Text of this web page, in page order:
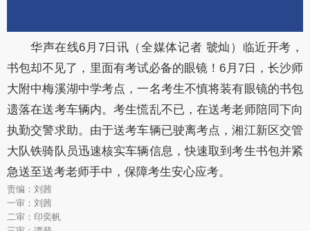
华声在线6月7日讯（全媒体记者 虢灿 ） 临近开考，
书包却不见了，里面有考试必备的眼镜！6月7日，长沙师
大附中梅溪湖中学考点，一名考生不慎将装有眼镜的书包
遗落在送考车辆内。考生慌乱不已，在送考老师陪同下向
执勤交警求助。由于送考车辆已驶离考点，湘江新区交管
大队铁骑队员迅速核实车辆信息，快速取到考生书包并紧
急送至送考老师手中，保障考生安心应考。
责编：刘茜
一审：刘茜
二审：印奕帆